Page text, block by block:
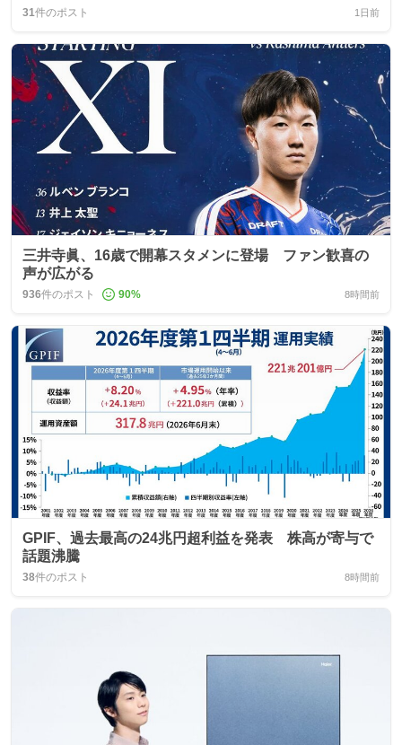
31件のポスト 1日前
三井寺眞、16歳で開幕スタメンに登場 ファン歓喜の
声が広がる
936件のポスト 90% 8時間前
GPIF、過去最高の24兆円超利益を発表 株高が寄与で
話題沸騰
38件のポスト 8時間前